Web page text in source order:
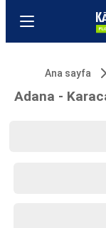
Ana sayfa
Adana -